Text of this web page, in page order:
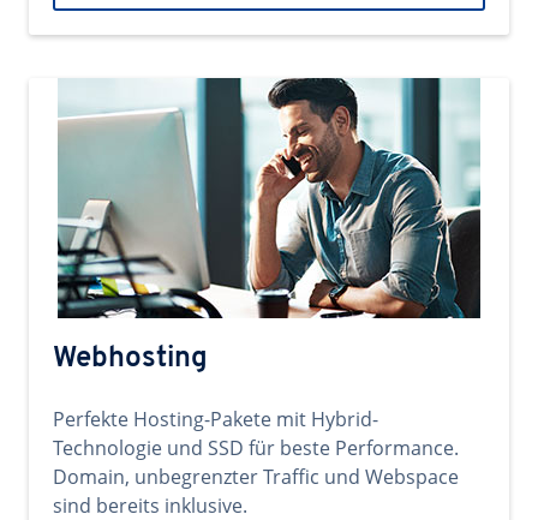
Webhosting
Perfekte Hosting-Pakete mit Hybrid-
Technologie und SSD für beste Performance.
Domain, unbegrenzter Traffic und Webspace
sind bereits inklusive.